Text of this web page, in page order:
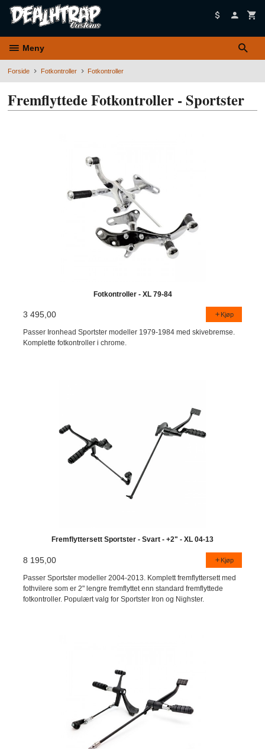
Meny
Forside Fotkontroller Fotkontroller
Fremflyttede Fotkontroller - Sportster
Fotkontroller - XL 79-84
3 495,00 Kjøp
Passer Ironhead Sportster modeller 1979-1984 med skivebremse.
Komplette fotkontroller i chrome.
Fremflyttersett Sportster - Svart - +2" - XL 04-13
8 195,00 Kjøp
Passer Sportster modeller 2004-2013. Komplett fremflyttersett med
fothvilere som er 2" lengre fremflyttet enn standard fremflyttede
fotkontroller. Populært valg for Sportster Iron og Nighster.